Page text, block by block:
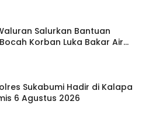
Waluran Salurkan Bantuan
Korban Luka Bakar Air
Sukabumi Hadir di Kalapa
6 Agustus 2026